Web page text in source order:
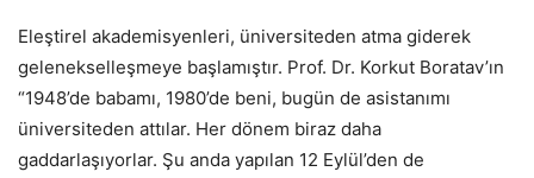
Eleştirel akademisyenleri, üniversiteden atma giderek
gelenekselleşmeye başlamıştır. Prof. Dr. Korkut Boratav’ın
“1948’de babamı, 1980’de beni, bugün de asistanımı
üniversiteden attılar. Her dönem biraz daha
gaddarlaşıyorlar. Şu anda yapılan 12 Eylül’den de